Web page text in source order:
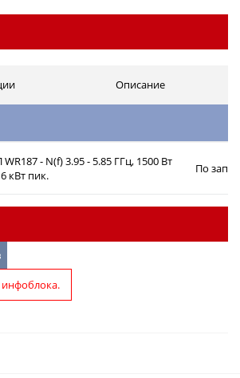
Описание
WR187 - N(f) 3.95 - 5.85 ГГц, 1500 Вт
кВт пик.
По
инфоблока.